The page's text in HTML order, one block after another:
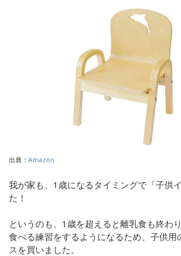
出典： Amazon
我が家も、1歳になるタイミングで「子供
た！
というのも、1歳を超えると離乳食も終わ
食べる練習をするようになるため、子供用
スを買いました。